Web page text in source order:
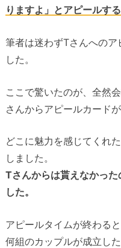
りますよ」とアピールする
筆者は迷わずTさんへのア
した。
ここで驚いたのが、全然
さんからアピールカードが
どこに魅力を感じてくれ
しました。
Tさんからは貰えなかっ
した。
アピールタイムが終わる
何組のカップルが成立し